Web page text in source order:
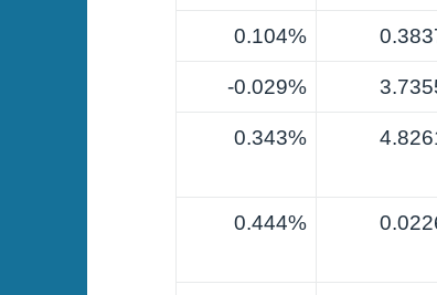
0.104%
0.029%-
0.343%
0.444%